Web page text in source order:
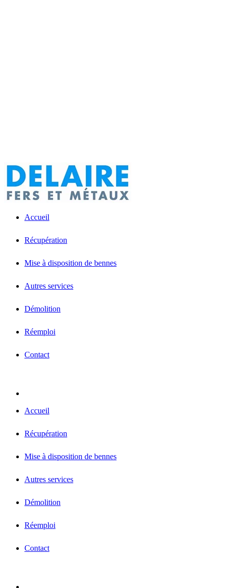
Accueil
Récupération
Mise à disposition de bennes
Autres services
Démolition
Réemploi
Contact
Accueil
Récupération
Mise à disposition de bennes
Autres services
Démolition
Réemploi
Contact